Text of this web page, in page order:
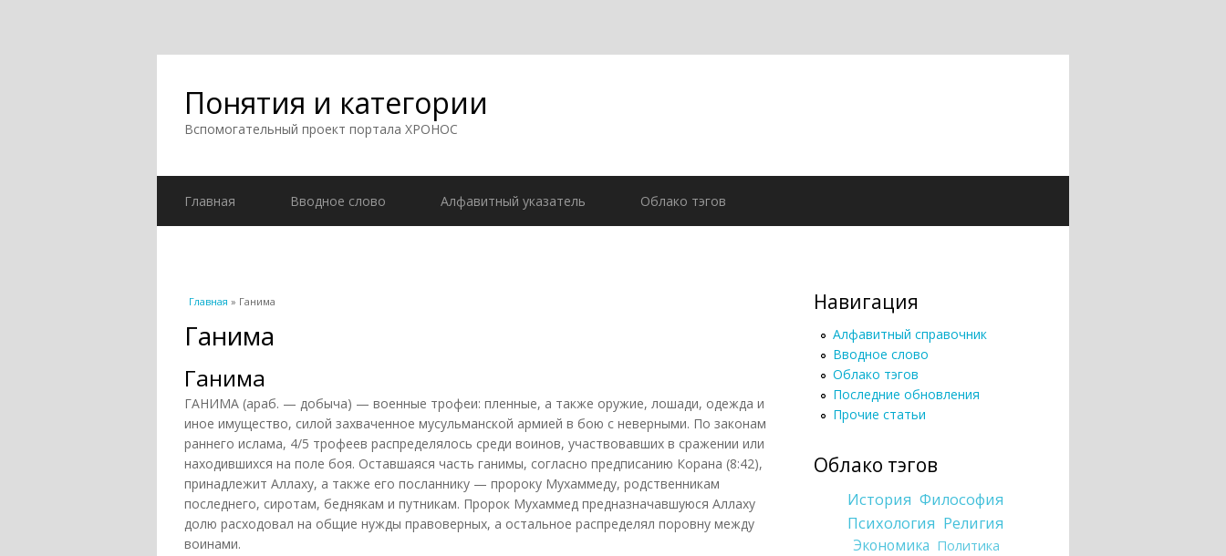
Понятия и категории
Вспомогательный проект портала ХРОНОС
Главная Вводное слово Алфавитный указатель Облако тэгов
Вы здесь
Главная » Ганима
Ганима
Ганима
ГАНИМА (араб. — добыча) — военные трофеи: пленные, а также оружие, лошади, одежда и
иное имущество, силой захваченное мусульманской армией в бою с неверными. По законам
раннего ислама, 4/5 трофеев распределялось среди воинов, участвовавших в сражении или
находившихся на поле боя. Оставшаяся часть ганимы, согласно предписанию Корана (8:42),
принадлежит Аллаху, а также его посланнику — пророку Мухаммеду, родственникам
последнего, сиротам, беднякам и путникам. Пророк Мухаммед предназначавшуюся Аллаху
долю расходовал на общие нужды правоверных, а остальное распределял поровну между
воинами.
Навигация
Алфавитный справочник
Вводное слово
Облако тэгов
Последние обновления
Прочие статьи
Облако тэгов
История Философия
Психология Религия
Экономика Политика